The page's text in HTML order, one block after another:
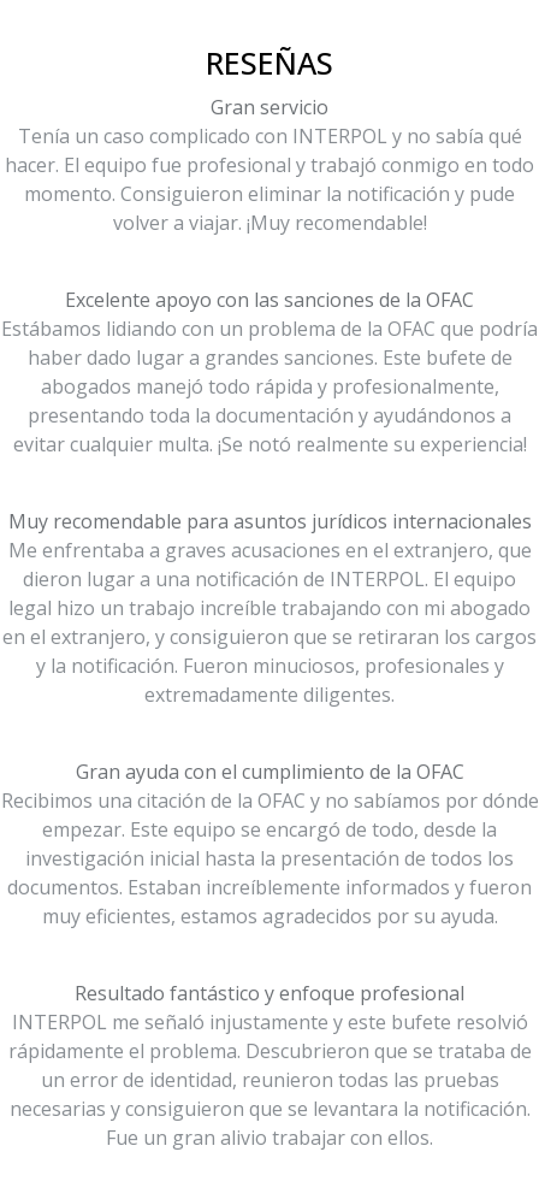
RESEÑAS
Gran servicio
Tenía un caso complicado con INTERPOL y no sabía qué
hacer. El equipo fue profesional y trabajó conmigo en todo
momento. Consiguieron eliminar la notificación y pude
volver a viajar. ¡Muy recomendable!
Excelente apoyo con las sanciones de la OFAC
Estábamos lidiando con un problema de la OFAC que podría
haber dado lugar a grandes sanciones. Este bufete de
abogados manejó todo rápida y profesionalmente,
presentando toda la documentación y ayudándonos a
evitar cualquier multa. ¡Se notó realmente su experiencia!
Muy recomendable para asuntos jurídicos internacionales
Me enfrentaba a graves acusaciones en el extranjero, que
dieron lugar a una notificación de INTERPOL. El equipo
legal hizo un trabajo increíble trabajando con mi abogado
en el extranjero, y consiguieron que se retiraran los cargos
y la notificación. Fueron minuciosos, profesionales y
extremadamente diligentes.
Gran ayuda con el cumplimiento de la OFAC
Recibimos una citación de la OFAC y no sabíamos por dónde
empezar. Este equipo se encargó de todo, desde la
investigación inicial hasta la presentación de todos los
documentos. Estaban increíblemente informados y fueron
muy eficientes, estamos agradecidos por su ayuda.
Resultado fantástico y enfoque profesional
INTERPOL me señaló injustamente y este bufete resolvió
rápidamente el problema. Descubrieron que se trataba de
un error de identidad, reunieron todas las pruebas
necesarias y consiguieron que se levantara la notificación.
Fue un gran alivio trabajar con ellos.